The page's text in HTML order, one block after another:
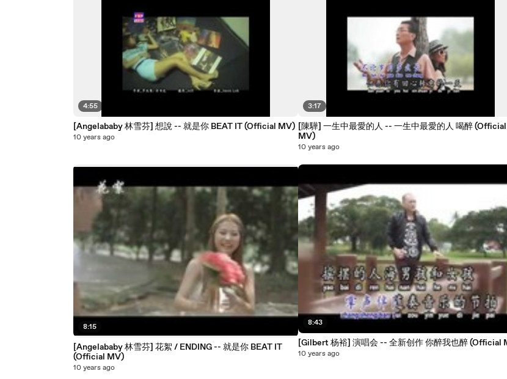
4:55
[Angelababy 林雪芬] 想說 -- 就是你 BEAT IT (Official MV)
10 years ago
8:15
[Angelababy 林雪芬] 花絮 / ENDING -- 就是你 BEAT IT
(Official MV)
10 years ago
3:17
[陳驊] 一生中最愛的人 -- 一生中最愛的人 喝醉 (Official
MV)
10 years ago
8:43
[Gilbert 杨裕] 演唱会 -- 全新创作 你醉我也醉
10 years ago